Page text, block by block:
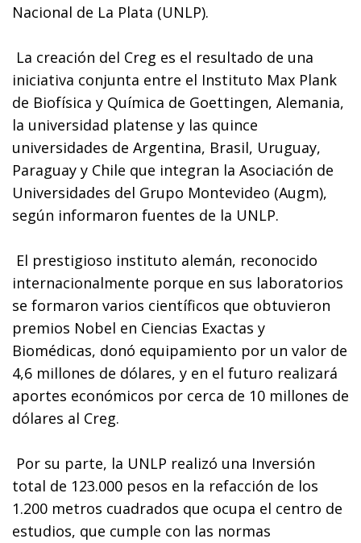
Nacional de La Plata (UNLP).
La creación del Creg es el resultado de una
iniciativa conjunta entre el Instituto Max Plank
de Biofísica y Química de Goettingen, Alemania,
la universidad platense y las quince
universidades de Argentina, Brasil, Uruguay,
Paraguay y Chile que integran la Asociación de
Universidades del Grupo Montevideo (Augm),
según informaron fuentes de la UNLP.
El prestigioso instituto alemán, reconocido
internacionalmente porque en sus laboratorios
se formaron varios científicos que obtuvieron
premios Nobel en Ciencias Exactas y
Biomédicas, donó equipamiento por un valor de
4,6 millones de dólares, y en el futuro realizará
aportes económicos por cerca de 10 millones de
dólares al Creg.
Por su parte, la UNLP realizó una Inversión
total de 123.000 pesos en la refacción de los
1.200 metros cuadrados que ocupa el centro de
estudios, que cumple con las normas